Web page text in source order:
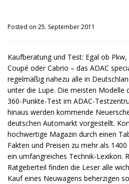
Posted on 25. September 2011
Kaufberatung und Test: Egal ob
Coupé oder Cabrio – das ADAC
regelmäßig nahezu alle in
unter die Lupe. Die meisten Modelle
360-Punkte-Test im ADAC-
hinaus werden kommende
deutschen Automarkt vorgestellt.
hochwertige Magazin durch einen
Fakten und Preisen zu mehr als
ein umfangreiches Technik-Lexikon.
Ratgeberteil finden die Leser alle
Kauf eines Neuwagens beherzigen